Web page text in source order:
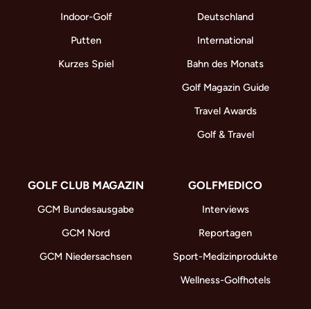
Indoor-Golf
Putten
Kurzes Spiel
Deutschland
International
Bahn des Monats
Golf Magazin Guide
Travel Awards
Golf & Travel
GOLF CLUB MAGAZIN
GCM Bundesausgabe
GCM Nord
GCM Niedersachsen
GOLFMEDICO
Interviews
Reportagen
Sport-Medizinprodukte
Wellness-Golfhotels